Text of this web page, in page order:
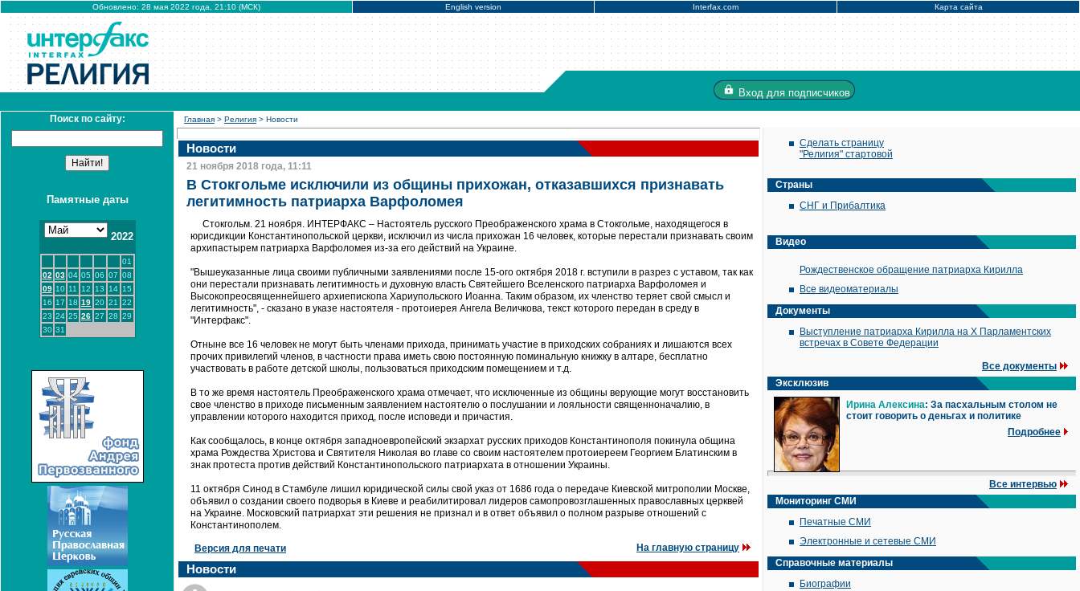
Обновлено: 28 мая 2022 года, 21:10 (МСК) English version Interfax.com Карта сайта
Вход для подписчиков
Поиск по сайту:
Памятные даты
2022
01
02 03 04 05 06 07 08
09 10 11 12 13 14 15
16 17 18 19 20 21
22
23 24 25 26 27 28 29
30 31
Главная > Религия > Новости
Новости
21 ноября 2018 года, 11:11
В Стокгольме исключили из общины прихожан, отказавшихся признавать
легитимность патриарха Варфоломея
Стокгольм. 21 ноября. ИНТЕРФАКС – Настоятель русского Преображенского храма в Стокгольме, находящегося в
юрисдикции Константинопольской церкви, исключил из числа прихожан 16 человек, которые перестали признавать своим
архипастырем патриарха Варфоломея из-за его действий на Украине.
"Вышеуказанные лица своими публичными заявлениями после 15-ого октября 2018 г. вступили в разрез с уставом, так как
они перестали признавать легитимность и духовную власть Святейшего Вселенского патриарха Варфоломея и
Высокопреосвященнейшего архиепископа Хариупольского Иоанна. Таким образом, их членство теряет свой смысл и
легитимность", - сказано в указе настоятеля - протоиерея Ангела Величкова, текст которого передан в среду в
"Интерфакс".
Отныне все 16 человек не могут быть членами прихода, принимать участие в приходских собраниях и лишаются всех
прочих привилегий членов, в частности права иметь свою постоянную поминальную книжку в aлтаре, бесплатно
участвовать в работе детской школы, пользоваться приходским помещением и т.д.
В то же время настоятель Преображенского храма отмечает, что исключенные из общины верующие могут восстановить
свое членство в приходе письменным заявлением настоятелю о послушании и лояльности священноначалию, в
управлении которого находится приход, после исповеди и причастия.
Как сообщалось, в конце октября западноевропейский экзархат русских приходов Константинополя покинула община
храма Рождества Христова и Святителя Николая во главе со своим настоятелем протоиереем Георгием Блатинским в
знак протеста против действий Константинопольского патриархата в отношении Украины.
11 октября Синод в Стамбуле лишил юридической силы свой указ от 1686 года о передаче Киевской митрополии Москве,
объявил о создании своего подворья в Киеве и реабилитировал лидеров самопровозглашенных православных церквей
на Украине. Московский патриархат эти решения не признал и в ответ объявил о полном разрыве отношений с
Константинополем.
Версия для печати На главную страницу
Новости
Сделать страницу
"Религия" стартовой
Страны
СНГ и Прибалтика
Видео
Рождественское обращение патриарха Кирилла
Все видеоматериалы
Документы
Выступление патриарха Кирилла на X Парламентских
встречах в Совете Федерации
Все документы
Эксклюзив
Ирина Алексина: За пасхальным столом не
стоит говорить о деньгах и политике
Подробнее
Все интервью
Мониторинг СМИ
Печатные СМИ
Электронные и сетевые СМИ
Справочные материалы
Биографии